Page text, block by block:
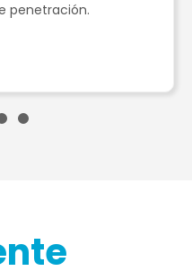
penetración.